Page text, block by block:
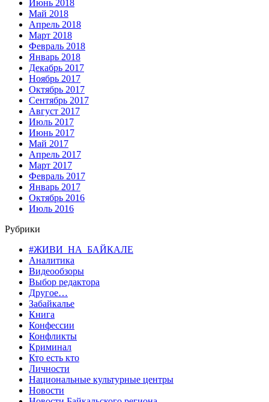
Июнь 2018
Май 2018
Апрель 2018
Март 2018
Февраль 2018
Январь 2018
Декабрь 2017
Ноябрь 2017
Октябрь 2017
Сентябрь 2017
Август 2017
Июль 2017
Июнь 2017
Май 2017
Апрель 2017
Март 2017
Февраль 2017
Январь 2017
Октябрь 2016
Июль 2016
Рубрики
#ЖИВИ_НА_БАЙКАЛЕ
Аналитика
Видеообзоры
Выбор редактора
Другое…
Забайкалье
Книга
Конфессии
Конфликты
Криминал
Кто есть кто
Личности
Национальные культурные центры
Новости